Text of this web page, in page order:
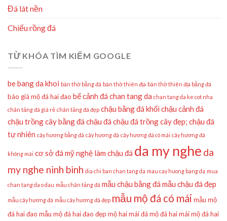
Đá lát nền
Chiếu rồng đá
TỪ KHÓA TÌM KIẾM GOOGLE
be bang da khoi bàn thờ bằng đá bàn thờ thiên địa bàn thờ thiên địa bằng đá
báo giá mộ đá hai đao bể cảnh đá chan tang da chan tang da ke cot nha
chân tảng đá giá rẻ chân tảng đá đẹp chậu bằng đá khối chậu cảnh đá
chậu trồng cây bằng đá chậu đá chậu đá trồng cây đẹp; chậu đá
tự nhiên cây hương bằng đá cây hương đá cây hương đá có mái cây hương đá
không mái cơ sở đá mỹ nghệ làm chậu đá da my nghe da
my nghe ninh binh dia chi ban chan tang da mau cay huong bang da mua
chan tang da o dau mẫu chân tảng đá mẫu chậu bằng đá mẫu chậu đá đẹp
mẫu cây hương đá mẫu cây hương đá đẹp mẫu mộ đá có mái mẫu mộ
đá hai đao mẫu mộ đá hai đao đẹp mộ hai mái đá mộ đá hai máimộ đá hai